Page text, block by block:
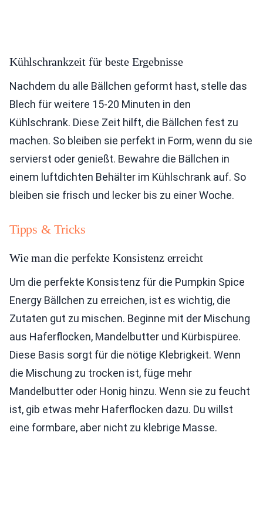
Kühlschrankzeit für beste Ergebnisse
Nachdem du alle Bällchen geformt hast, stelle das
Blech für weitere 15-20 Minuten in den
Kühlschrank. Diese Zeit hilft, die Bällchen fest zu
machen. So bleiben sie perfekt in Form, wenn du sie
servierst oder genießt. Bewahre die Bällchen in
einem luftdichten Behälter im Kühlschrank auf. So
bleiben sie frisch und lecker bis zu einer Woche.
Tipps & Tricks
Wie man die perfekte Konsistenz erreicht
Um die perfekte Konsistenz für die Pumpkin Spice
Energy Bällchen zu erreichen, ist es wichtig, die
Zutaten gut zu mischen. Beginne mit der Mischung
aus Haferflocken, Mandelbutter und Kürbispüree.
Diese Basis sorgt für die nötige Klebrigkeit. Wenn
die Mischung zu trocken ist, füge mehr
Mandelbutter oder Honig hinzu. Wenn sie zu feucht
ist, gib etwas mehr Haferflocken dazu. Du willst
eine formbare, aber nicht zu klebrige Masse.